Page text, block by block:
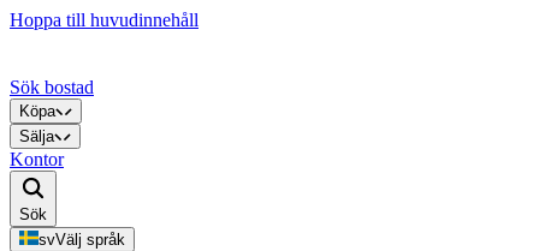
Hoppa till huvudinnehåll
Sök bostad
Köpa
Sälja
Kontor
Sök
svVälj språk